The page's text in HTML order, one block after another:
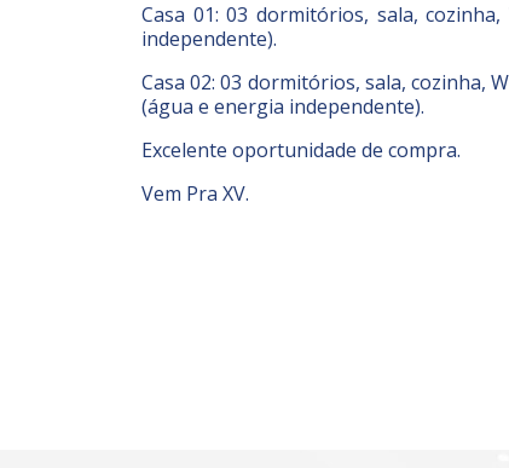
Casa 01: 03 dormitórios, sala,
independente).
Casa 02: 03 dormitórios, sala, cozinha,
(água e energia independente).
Excelente oportunidade de compra.
Vem Pra XV.